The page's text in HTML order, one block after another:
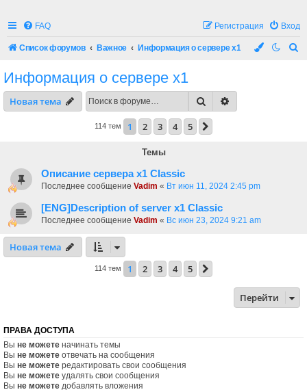
FAQ Вход
Регистрация
Список форумов Важное Информация о сервере x1
Информация о сервере x1
Новая тема Поиск
114 тем 1 2 3 4 5
Темы
Описание сервера х1 Classic
Последнее сообщение Vadim « Вт июн 11, 2024 2:45 pm
[ENG]Description of server x1 Classic
Последнее сообщение Vadim « Вс июн 23, 2024 9:21 am
Новая тема
114 тем 1 2 3 4 5
Перейти
ПРАВА ДОСТУПА
Вы не можете начинать темы
Вы не можете отвечать на сообщения
Вы не можете редактировать свои сообщения
Вы не можете удалять свои сообщения
Вы не можете добавлять вложения